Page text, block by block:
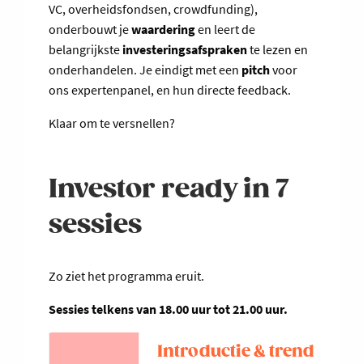
VC, overheidsfondsen, crowdfunding),
onderbouwt jewaarderingen leert de
belangrijkste investeringsafsprakente lezen en
onderhandelen. Je eindigt met een pitchvoor
ons expertenpanel, en hun directe feedback.
Klaar om te versnellen?
Investor ready in 7
sessies
Zo ziet het programma eruit.
Sessies telkens van 18.00 uur tot 21.00 uur.
Introductie & trends in